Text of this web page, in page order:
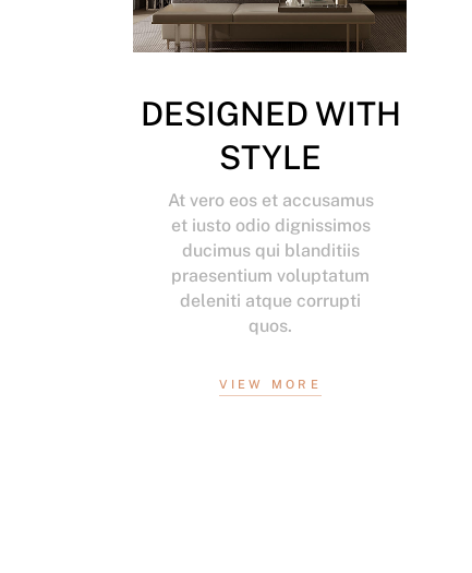
DESIGNED WITH
STYLE
At vero eos et accusamus
et iusto odio dignissimos
ducimus qui blanditiis
praesentium voluptatum
deleniti atque corrupti
quos.
VIEW MORE